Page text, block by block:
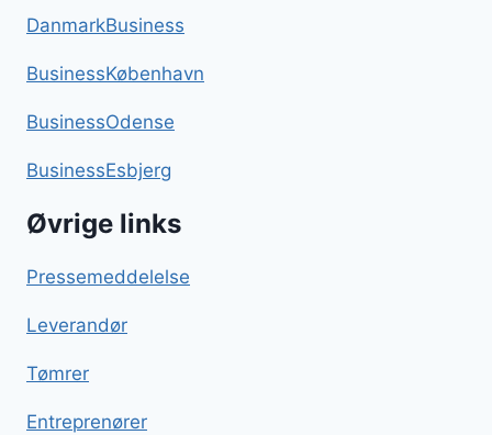
DanmarkBusiness
BusinessKøbenhavn
BusinessOdense
BusinessEsbjerg
Øvrige links
Pressemeddelelse
Leverandør
Tømrer
Entreprenører